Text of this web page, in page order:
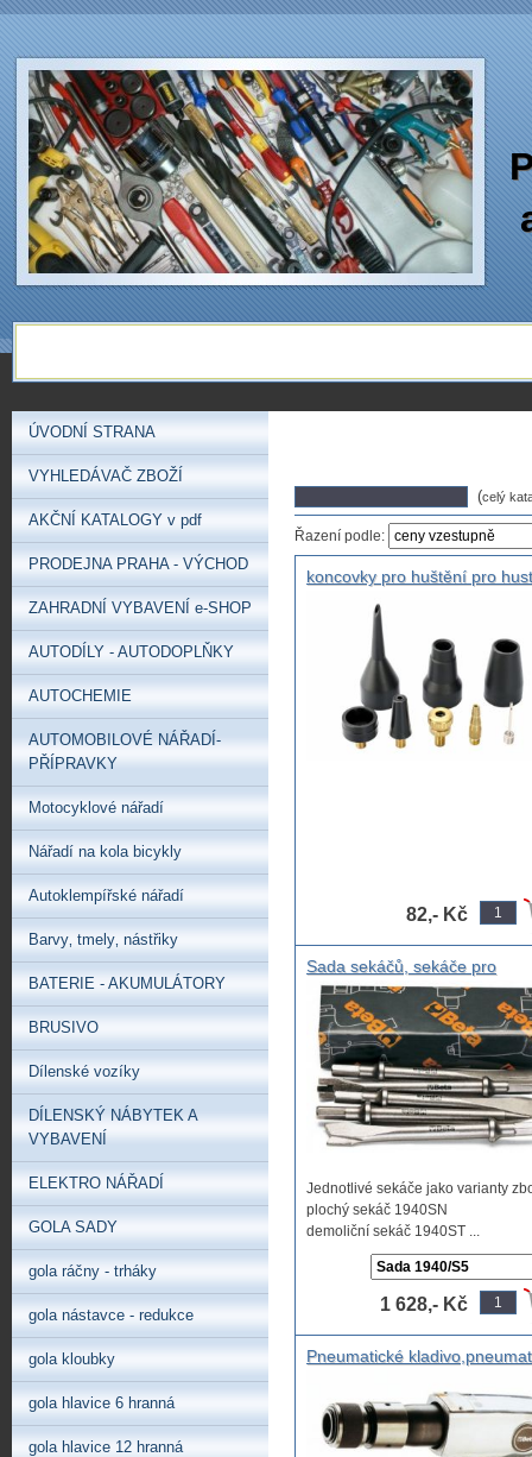
(celý
Řazení podle:
koncovky pro huštění pro
ke kompresorům 8ks
82,- Kč
Sada sekáčů, sekáče pro
pneumatická kladiva 5ks,
sekáče do pneukladiva 1940
BETA
Jednotlivé sekáče jako varianty
plochý sekáč 1940SN
demoliční sekáč 1940ST ...
1 628,- Kč
Pneumatické
ÚVODNÍ STRANA
VYHLEDÁVAČ ZBOŽÍ
AKČNÍ KATALOGY v pdf
PRODEJNA PRAHA - VÝCHOD
ZAHRADNÍ VYBAVENÍ e-SHOP
AUTODÍLY - AUTODOPLŇKY
AUTOCHEMIE
AUTOMOBILOVÉ NÁŘADÍ-
PŘÍPRAVKY
Motocyklové nářadí
Nářadí na kola bicykly
Autoklempířské nářadí
Barvy‚ tmely‚ nástřiky
BATERIE - AKUMULÁTORY
BRUSIVO
Dílenské vozíky
DÍLENSKÝ NÁBYTEK A
VYBAVENÍ
ELEKTRO NÁŘADÍ
GOLA SADY
gola ráčny - trháky
gola nástavce - redukce
gola kloubky
gola hlavice 6 hranná
gola hlavice 12 hranná